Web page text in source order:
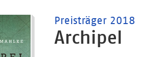
Preisträger 2018
Archipel